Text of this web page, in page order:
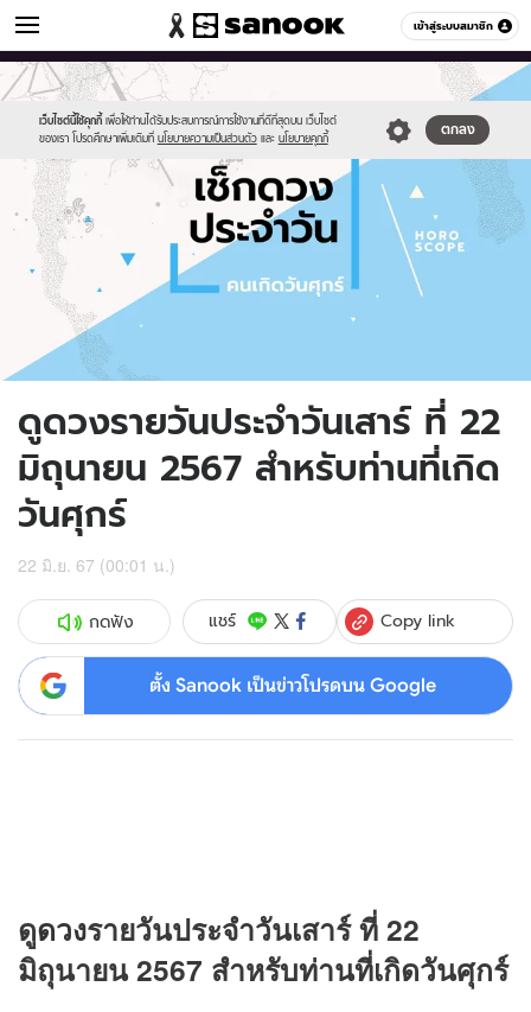
เข้าสู่ระบบสมาชิก
ดูดวง หมวดอื่นๆ
เว็บไซต์นี้ใช้คุกกี้ เพื่อให้ท่านได้รับประสบการณ์การใช้งานที่ดีที่สุดบน เว็บไซต์
ของเรา โปรดศึกษาเพิ่มเติมที่ นโยบายความเป็นส่วนตัว และ นโยบายคุกกี้
ตกลง
Sanook
//s.isanook.com/sr/0/images/logo-
new-
sanook.png
600
60
//s.isanook.com/ho/0/ud/fxd/day/daily-
horoscope-
friday.jpg
ดูดวงรายวันประจำวันเสาร์ ที่ 22
มิถุนายน 2567 สำหรับท่านที่เกิด
วันศุกร์
22 มิ.ย. 67 (00:01 น.)
กดฟัง แชร์ Copy link
ตั้ง Sanook เป็นข่าวโปรดบน Google
ดูดวงรายวันประจำวันเสาร์ ที่ 22
มิถุนายน 2567 สำหรับท่านที่เกิดวันศุกร์